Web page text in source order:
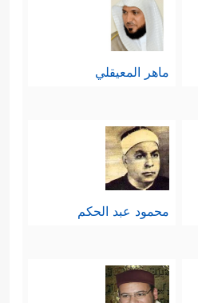
ماهر المعيقلي
محمود عبد الحكم